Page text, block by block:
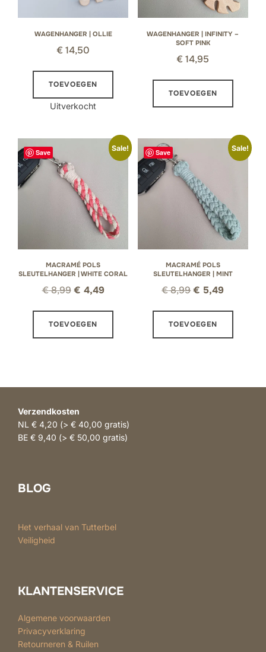
WAGENHANGER | OLLIE
€ 14,50
TOEVOEGEN
Uitverkocht
WAGENHANGER | INFINITY –
SOFT PINK
€ 14,95
TOEVOEGEN
Save
Sale!
MACRAMÉ POLS
SLEUTELHANGER | WHITE CORAL
€8,99 Oorspronkelijke
was:
€ 8,99.
€ 4,49Huidige
€ 4,49.
TOEVOEGEN
Save
Sale!
MACRAMÉ POLS
SLEUTELHANGER | MINT
€8,99Oorspronkelijke
was:
€ 8,99.
€ 5,49Huidige
€ 5,49.
TOEVOEGEN
Verzendkosten
NL € 4,20 (> € 40,00 gratis)
BE € 9,40 (> € 50,00 gratis)
BLOG
Het verhaal van Tutterbel
Veiligheid
KLANTENSERVICE
Algemene voorwaarden
Privacyverklaring
Retourneren & Ruilen